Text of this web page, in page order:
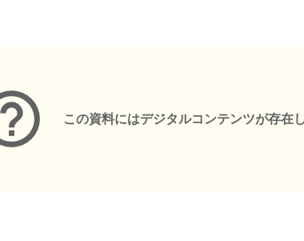
この資料にはデジタルコンテンツが存在し